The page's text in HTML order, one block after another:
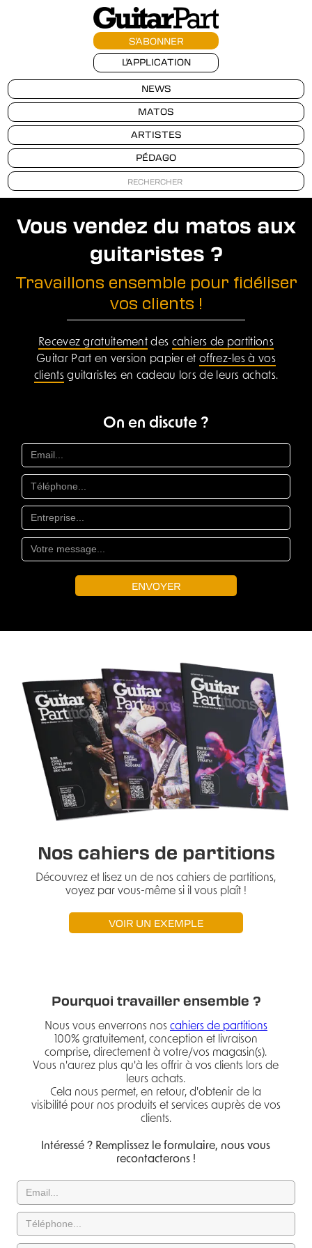
S'ABONNER
L'APPLICATION
NEWS
MATOS
ARTISTES
PÉDAGO
Vous vendez du matos aux
guitaristes ?
Travaillons ensemble pour fidéliser
vos clients !
Recevez gratuitement des cahiers de partitions
Guitar Part en version papier etoffrez-les à vos
clientsguitaristes en cadeau lors de leurs achats.
On en discute ?
Nos cahiers de partitions
Découvrez et lisez un de nos cahiers de partitions,
voyez par vous-même si il vous plaît !
VOIR UN EXEMPLE
Pourquoi travailler ensemble ?
Nous vous enverrons nos cahiers de partitions
100% gratuitement, conception et livraison
comprise, directement à votre/vos magasin(s).
Vous n'aurez plus qu'à les offrir à vos clients lors de
leurs achats.
Cela nous permet, en retour, d'obtenir de la
visibilité pour nos produits et services auprès de vos
clients.
Intéressé ? Remplissez le formulaire, nous vous
recontacterons !